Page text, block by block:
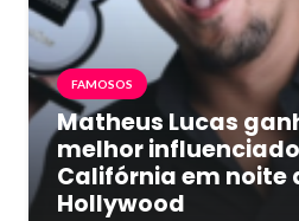
FAMOSOS
Matheus Lucas
melhor
Califórnia em noite
Hollywood